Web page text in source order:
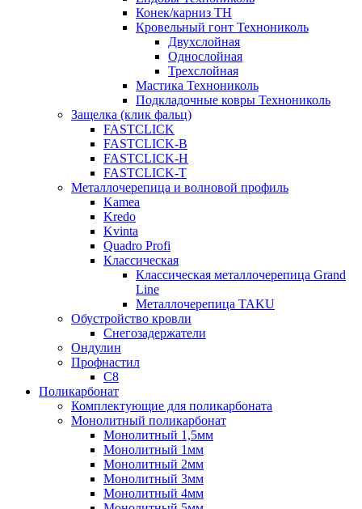
Конек/карниз ТН
Кровельный гонт Технониколь
Двухслойная
Однослойная
Трехслойная
Мастика Технониколь
Подкладочные ковры Технониколь
Защелка (клик фальц)
FASTCLICK
FASTCLICK-B
FASTCLICK-H
FASTCLICK-T
Металлочерепица и волновой профиль
Kamea
Kredo
Kvinta
Quadro Profi
Классическая
Классическая металлочерепица Grand
Line
Металлочерепица TAKU
Обустройство кровли
Снегозадержатели
Ондулин
Профнастил
С8
Поликарбонат
Комплектующие для поликарбоната
Монолитный поликарбонат
Монолитный 1,5мм
Монолитный 1мм
Монолитный 2мм
Монолитный 3мм
Монолитный 4мм